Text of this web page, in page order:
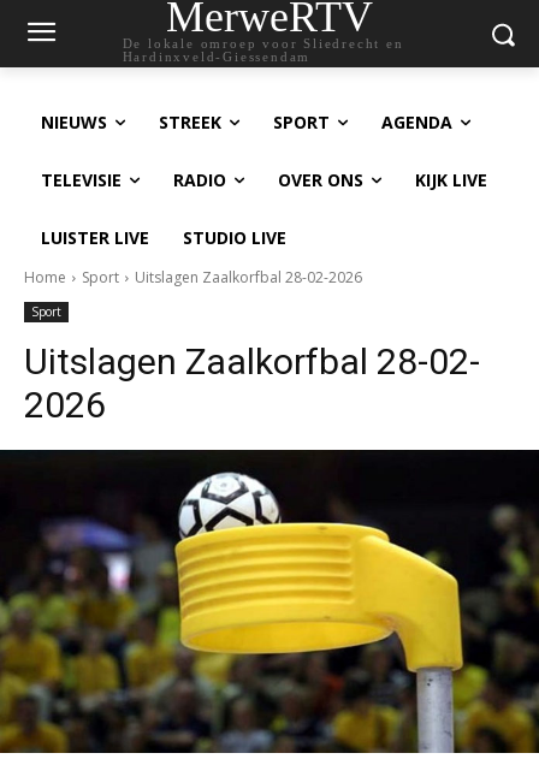
MerweRTV
De lokale omroep voor Sliedrecht en
Hardinxveld-Giessendam
NIEUWS STREEK SPORT AGENDA
TELEVISIE RADIO OVER ONS KIJK LIVE
LUISTER LIVE STUDIO LIVE
Home Sport Uitslagen Zaalkorfbal 28-02-2026
Sport
Uitslagen Zaalkorfbal 28-02-
2026